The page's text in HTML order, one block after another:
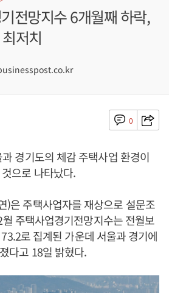
전망지수 6개월째 하락,
저치
0
경기도의 체감 주택사업 환경이
으로 나타났다.
)은 주택사업자를 재상으로 설문조
주택사업경기전망지수는 전월보
로 집계된 가운데 서울과 경기에
다고 18일 밝혔다.